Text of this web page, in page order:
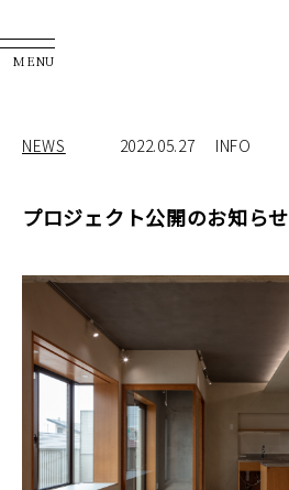
NEWS 2022.05.27 INFO
プロジェクト公開のお知らせ
MENU